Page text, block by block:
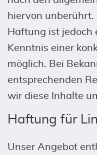
hiervon unberührt.
Haftung ist jedoch
Kenntnis einer
möglich. Bei
entsprechenden
wir diese Inhalte
Haftung für
Unser Angebot